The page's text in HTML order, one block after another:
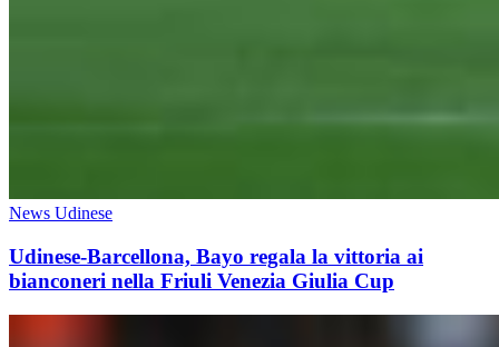
News Udinese
Udinese-Barcellona, Bayo regala la vittoria ai
bianconeri nella Friuli Venezia Giulia Cup